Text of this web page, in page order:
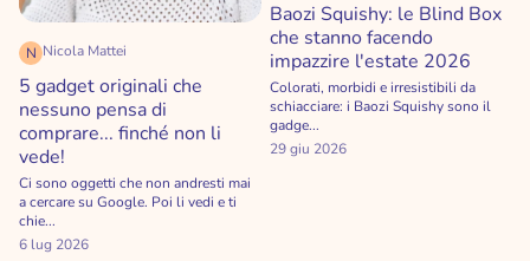
N Nicola Mattei
5 gadget originali che
nessuno pensa di
comprare... finché non li
vede!
Ci sono oggetti che non andresti mai
a cercare su Google. Poi li vedi e ti
chie...
6 lug 2026
Baozi Squishy: le Blind Box
che stanno facendo
impazzire l'estate 2026
Colorati, morbidi e irresistibili da
schiacciare: i Baozi Squishy sono il
gadge...
29 giu 2026